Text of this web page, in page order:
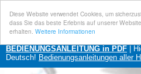
Diese Website verwendet Cookies, um
dass Sie das beste Erlebnis auf unserer Website
erhalten. Weitere Informationen
BEDIENUNGSANLEITUNG in PDF |
Deutsch! Bedienungsanleitungen aller